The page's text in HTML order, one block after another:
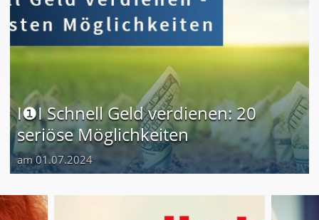
I❶I Schnell Geld verdienen: 20
seriöse Möglichkeiten
am 01.07.2024